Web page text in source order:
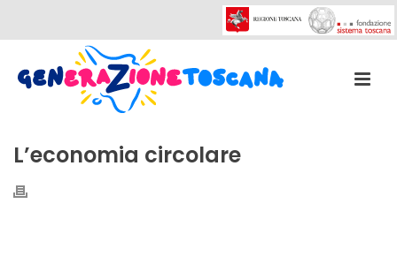
L’economia circolare